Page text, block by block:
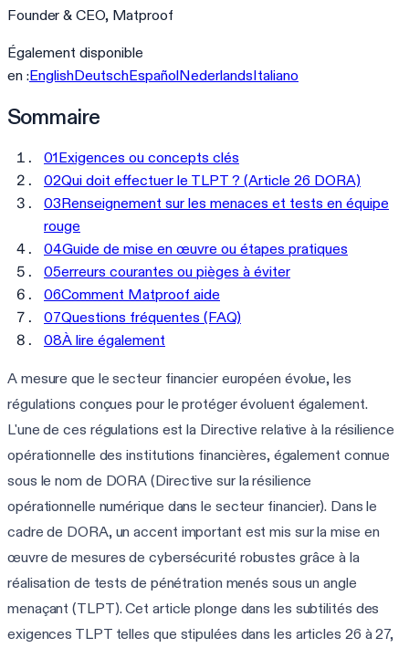
Founder & CEO, Matproof
Également disponible
en :EnglishDeutschEspañolNederlandsItaliano
Sommaire
01Exigences ou concepts clés
02Qui doit effectuer le TLPT ? (Article 26 DORA)
03Renseignement sur les menaces et tests en équipe
rouge
04Guide de mise en œuvre ou étapes pratiques
05erreurs courantes ou pièges à éviter
06Comment Matproof aide
07Questions fréquentes (FAQ)
08À lire également
A mesure que le secteur financier européen évolue, les
régulations conçues pour le protéger évoluent également.
L'une de ces régulations est la Directive relative à la résilience
opérationnelle des institutions financières, également connue
sous le nom de DORA (Directive sur la résilience
opérationnelle numérique dans le secteur financier). Dans le
cadre de DORA, un accent important est mis sur la mise en
œuvre de mesures de cybersécurité robustes grâce à la
réalisation de tests de pénétration menés sous un angle
menaçant (TLPT). Cet article plonge dans les subtilités des
exigences TLPT telles que stipulées dans les articles 26 à 27,